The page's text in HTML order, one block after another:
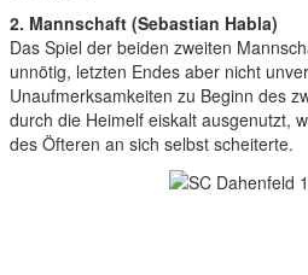
2. Mannschaft (Sebastian Habla)
Das Spiel der beiden zweiten
unnötig, letzten Endes aber nicht
Unaufmerksamkeiten zu Beginn des
durch die Heimelf eiskalt ausgenutzt,
des Öfteren an sich selbst scheiterte.